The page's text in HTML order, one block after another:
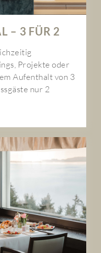
– 3 FÜR 2
Projekte oder
Aufenthalt von 3
nur 2